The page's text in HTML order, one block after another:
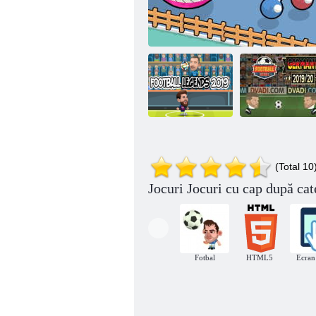
Petrecere Mini Heads
Fotbal
Legendele 2019
(Bundesliga)
(Total 10)
Jocuri Jocuri cu cap după
Fotbal HTML5